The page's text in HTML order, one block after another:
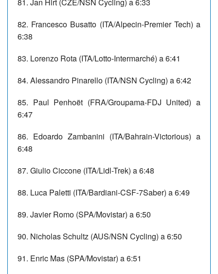
82. Francesco Busatto (ITA/Alpecin-Premier Tech) a
6:38
83. Lorenzo Rota (ITA/Lotto-Intermarché) a 6:41
84. Alessandro Pinarello (ITA/NSN Cycling) a 6:42
85. Paul Penhoët (FRA/Groupama-FDJ United) a
6:47
86. Edoardo Zambanini (ITA/Bahrain-Victorious) a
6:48
87. Giulio Ciccone (ITA/Lidl-Trek) a 6:48
88. Luca Paletti (ITA/Bardiani-CSF-7Saber) a 6:49
89. Javier Romo (SPA/Movistar) a 6:50
90. Nicholas Schultz (AUS/NSN Cycling) a 6:50
91. Enric Mas (SPA/Movistar) a 6:51